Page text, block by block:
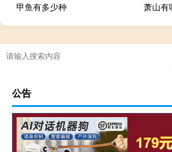
甲鱼有多少种
萧山有
公告